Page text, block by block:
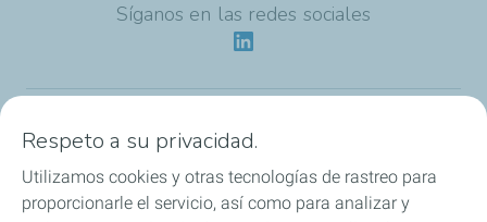
Síganos en las redes sociales
Nuestra identidad
Nuestras aplicaciones
Respeto a su privacidad.
Utilizamos cookies y otras tecnologías de rastreo para
proporcionarle el servicio, así como para analizar y